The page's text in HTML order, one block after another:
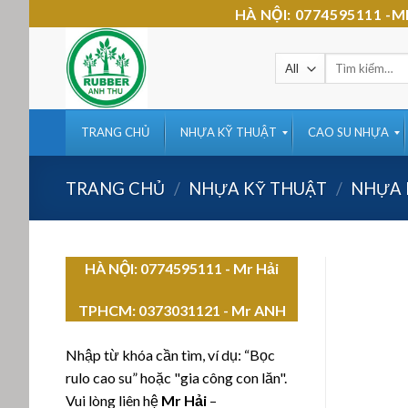
to
content
HÀ NỘI: 0774595111 -
Tìm
TRANG CHỦ NHỰA KỸ THUẬT CAO SU NHỰA
TRANG CHỦ / NHỰA KỸ THUẬT / NHỰA
HÀ NỘI: 0774595111 - Mr Hải
TPHCM: 0373031121 - Mr ANH
Nhập từ khóa cần tìm, ví dụ: “Bọc
rulo cao su” hoặc "gia công con lăn".
Vui lòng liên hệ Mr Hải –